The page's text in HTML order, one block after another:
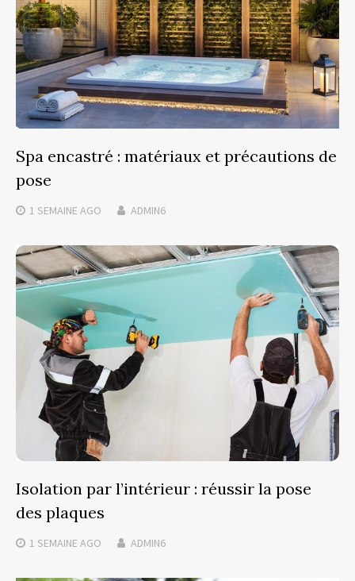
Spa encastré : matériaux et précautions de
pose
1 SEMAINE AGO ADMIN6
Isolation par l’intérieur : réussir la pose
des plaques
1 SEMAINE AGO ADMIN6